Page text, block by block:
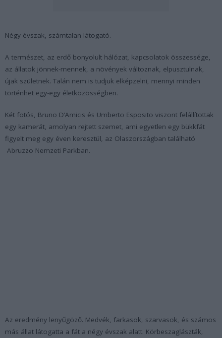
Négy évszak, számtalan látogató.
A természet, az erdő bonyolult hálózat, kapcsolatok összessége,
az állatok jönnek-mennek, a növények változnak, elpusztulnak,
újak születnek. Talán nem is tudjuk elképzelni, mennyi minden
történhet egy-egy életközösségben.
Két fotós, Bruno D’Amicis és Umberto Esposito viszont felállítottak
egy kamerát, amolyan rejtett szemet, ami egyetlen egy bükkfát
figyelt meg egy éven keresztül, az Olaszországban található
Abruzzo Nemzeti Parkban.
Az eredmény lenyűgöző. Medvék, farkasok, szarvasok, és számos
más állat látogatta a fát a négy évszak alatt. Körbeszaglászták,